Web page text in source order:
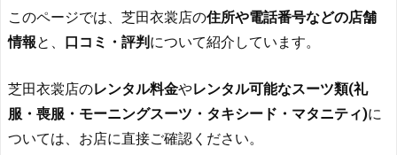
このページでは、芝田衣裳店の住所や電話番号などの店舗
情報と、 口コミ・評判について紹介しています。
芝田衣裳店のレンタル料金やレンタル可能なスーツ類(礼
服・喪服・モーニングスーツ・タキシード・マタニティ)に
ついては、お店に直接ご確認ください。